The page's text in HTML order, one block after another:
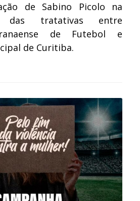
de Sabino Picolo na
das tratativas entre
de Futebol e
de Curitiba.